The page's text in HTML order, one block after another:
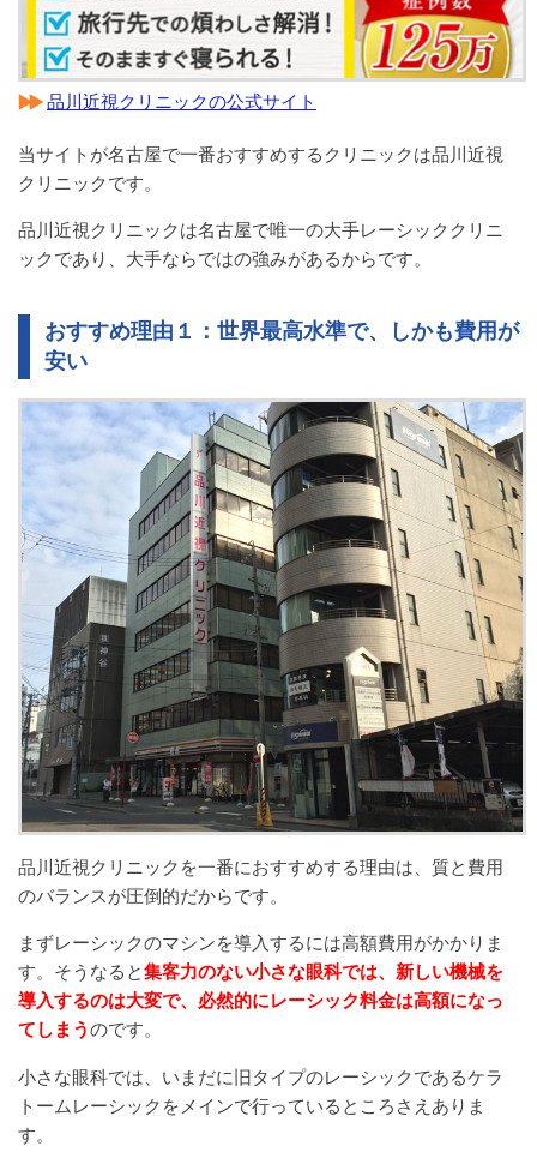
品川近視クリニックの公式サイト
当サイトが名古屋で一番おすすめするクリニックは品川近視
クリニックです。
品川近視クリニックは名古屋で唯一の大手レーシッククリニ
ックであり、大手ならではの強みがあるからです。
おすすめ理由１：世界最高水準で、しかも費用が
安い
品川近視クリニックを一番におすすめする理由は、質と費用
のバランスが圧倒的だからです。
まずレーシックのマシンを導入するには高額費用がかかりま
す。そうなると集客力のない小さな眼科では、新しい機械を
導入するのは大変で、必然的にレーシック料金は高額になっ
てしまうのです。
小さな眼科では、いまだに旧タイプのレーシックであるケラ
トームレーシックをメインで行っているところさえありま
す。